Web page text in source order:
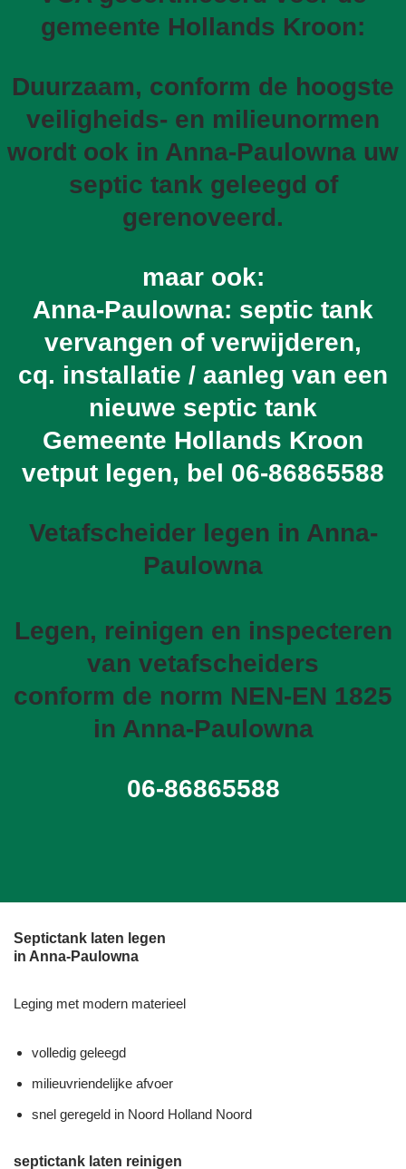
gemeente Hollands Kroon:
Duurzaam, conform de hoogste
veiligheids- en milieunormen
wordt ook in Anna-Paulowna uw
septic tank geleegd of
gerenoveerd.
maar ook:
Anna-Paulowna: septic tank
vervangen of verwijderen,
cq. installatie / aanleg van een
nieuwe septic tank
Gemeente Hollands Kroon
vetput legen, bel 06-86865588
Vetafscheider legen in Anna-
Paulowna
Legen, reinigen en inspecteren
van vetafscheiders
conform de norm NEN-EN 1825
in Anna-Paulowna
06-86865588
Septictank laten legen
in Anna-Paulowna
Leging met modern materieel
volledig geleegd
milieuvriendelijke afvoer
snel geregeld in Noord Holland Noord
septictank laten reinigen